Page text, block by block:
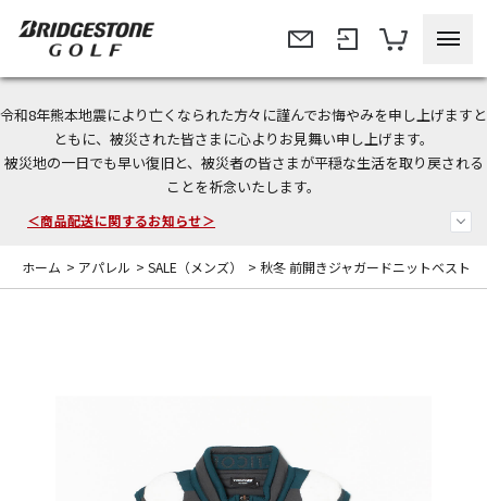
令和8年熊本地震により亡くなられた方々に謹んでお悔やみを申し上げますと
ともに、被災された皆さまに心よりお見舞い申し上げます。
被災地の一日でも早い復旧と、被災者の皆さまが平穏な生活を取り戻される
ことを祈念いたします。
今なら新規会員登録で1,000円OFFクーポンプレゼント！
＜夏季休暇中のご注文・発送・お問い合わせ＞
ホーム > アパレル > SALE（メンズ） > 秋冬 前開きジャガードニットベスト